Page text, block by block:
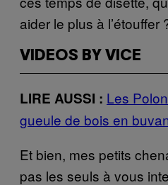
aider le plus à l’étouffer
VIDEOS BY VICE
LIRE AUSSI : Les
gueule de bois en
Et bien, mes petits
pas les seuls à vous